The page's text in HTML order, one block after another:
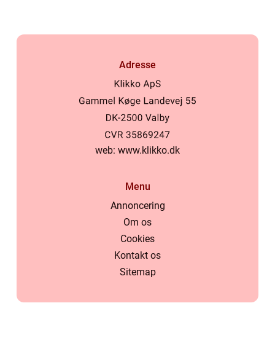
Adresse
web: www.klikko.dk
Menu
Annoncering
Om os
Cookies
Kontakt os
Sitemap